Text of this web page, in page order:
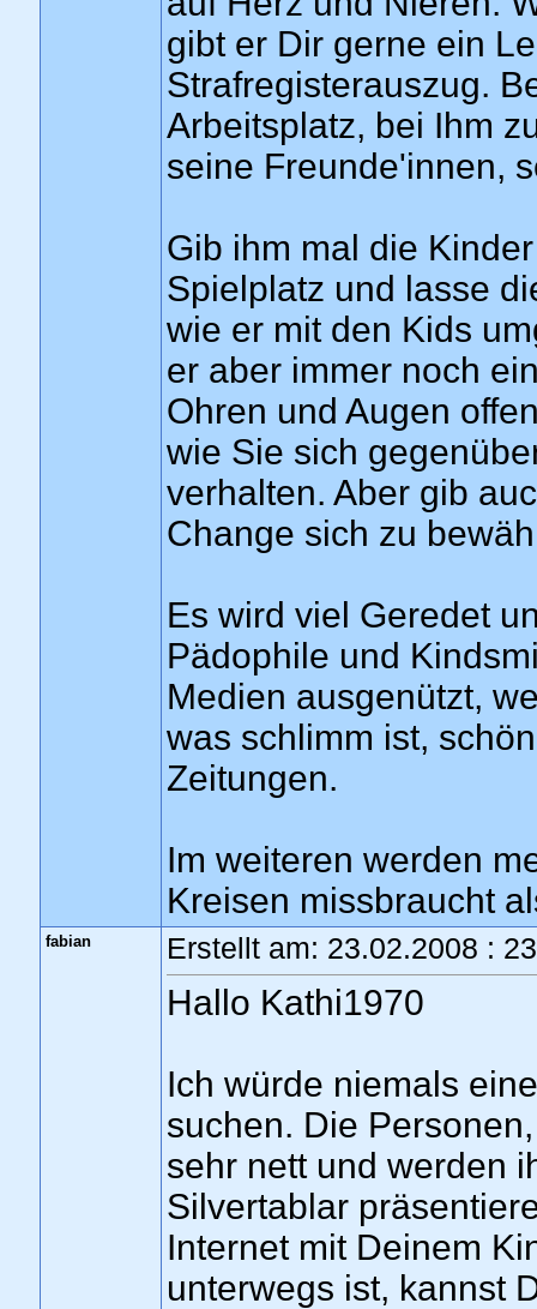
gibt er Dir gerne ein
Strafregisterauszug.
Arbeitsplatz, bei Ihm
seine Freunde'innen,
Gib ihm mal die
Spielplatz und lasse
wie er mit den Kids
er aber immer noch
Ohren und Augen
wie Sie sich
verhalten. Aber gib
Change sich zu
Es wird viel Geredet
Pädophile und
Medien ausgenützt,
was schlimm ist,
Zeitungen.
Im weiteren werden
Kreisen missbraucht
fabian Erstellt am: 23.02.2008 :
Hallo Kathi1970
Ich würde niemals
suchen. Die
sehr nett und werden
Silvertablar
Internet mit Deinem
unterwegs ist, kannst